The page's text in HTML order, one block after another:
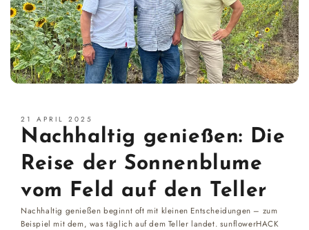
21 APRIL 2025
Nachhaltig genießen: Die
Reise der Sonnenblume
vom Feld auf den Teller
Nachhaltig genießen beginnt oft mit kleinen Entscheidungen – zum
Beispiel mit dem, was täglich auf dem Teller landet. sunflowerHACK